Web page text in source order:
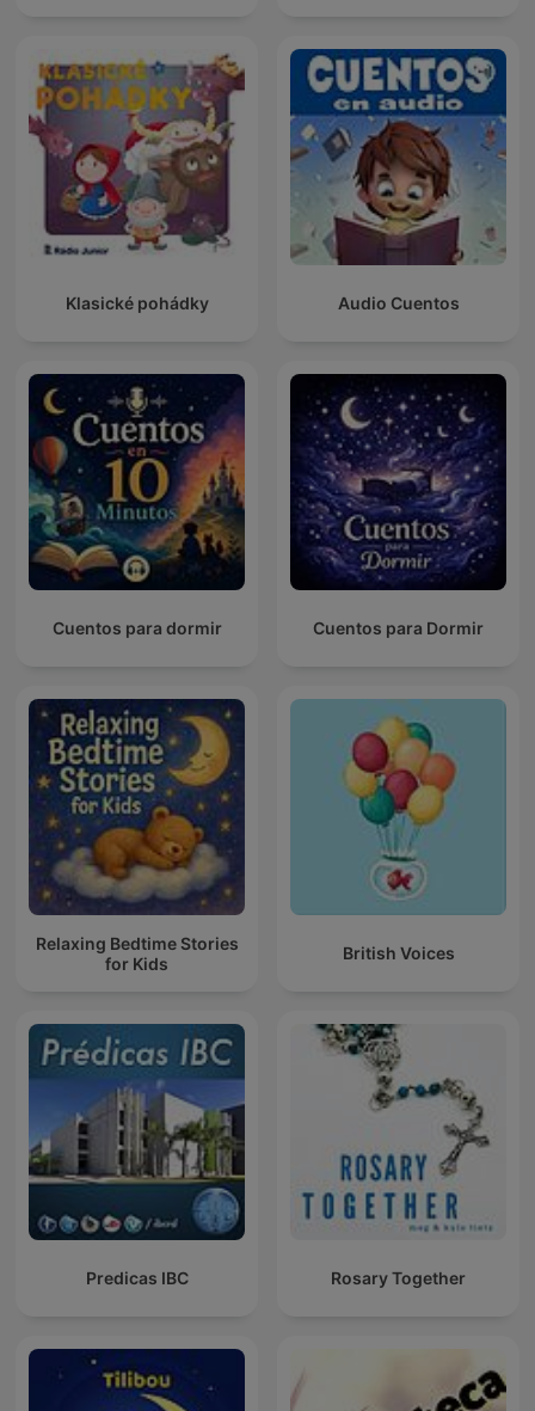
Klasické pohádky Audio Cuentos
Cuentos para dormir Cuentos para Dormir
Relaxing Bedtime Stories
for Kids
British Voices
Predicas IBC Rosary Together